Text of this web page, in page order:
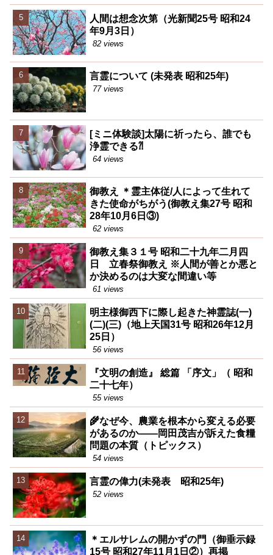
人間は想念次第（光新聞25号 昭和24
年9月3日）
82 views
言霊について (未発表 昭和25年)
77 views
[ミニ体験談]太陽に祈ったら、誰でも
浄霊できる⁈
64 views
御教え ＊霊主体従/人によって生れて
きた使命がちがう(御教え集27号 昭和
28年10月6日③)
62 views
御教え集３１号 昭和二十九年二月四
日 立春祭御教え ※人間が善とか悪と
か決めるのは大変な間違い等
61 views
明主様御西下に際し起きた神霊誌(一)
(二)(三)（地上天国31号 昭和26年12月
25日）
56 views
『文明の創造』 総篇 「序文」（ 昭和
二十七年）
55 views
🌾なぜ今、農業を根本から変える必要
があるのか――岡田茂吉が訴えた食糧
問題の本質（トピックス）
54 views
言霊の偉力(未発表 昭和25年)
52 views
＊エルサレムの開かずの門（御垂示録
15号 昭和27年11月1日②）再掲